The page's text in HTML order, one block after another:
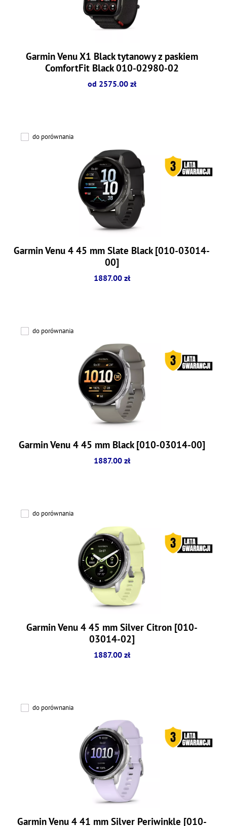
Garmin Venu X1 Black tytanowy z paskiem
ComfortFit Black 010-02980-02
od 2575.00 zł
do porównania
Garmin Venu 4 45 mm Slate Black [010-03014-
00]
1887.00 zł
do porównania
Garmin Venu 4 45 mm Black [010-03014-00]
1887.00 zł
do porównania
Garmin Venu 4 45 mm Silver Citron [010-
03014-02]
1887.00 zł
do porównania
Garmin Venu 4 41 mm Silver Periwinkle [010-